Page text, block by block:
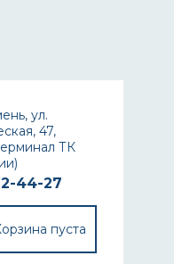
ул.
47,
ТК
44-27
пуста